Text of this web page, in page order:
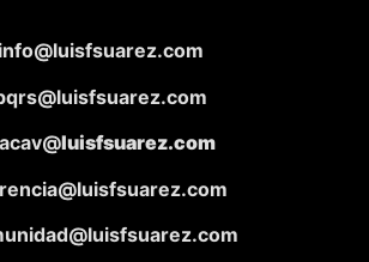
info@luisfsuarez.com
luisfsuarez.com